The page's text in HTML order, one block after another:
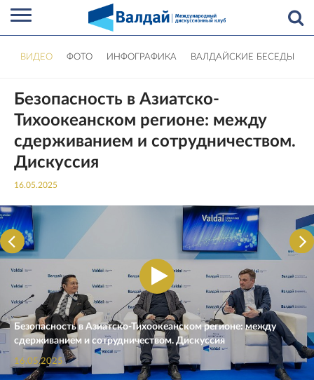
ВИДЕО ФОТО ИНФОГРАФИКА ВАЛДАЙСКИЕ БЕСЕДЫ
Безопасность в Азиатско-
Тихоокеанском регионе: между
сдерживанием и сотрудничеством.
Дискуссия
16.05.2025
Безопасность в Азиатско-Тихоокеанском регионе: между
сдерживанием и сотрудничеством. Дискуссия
16.05.2025